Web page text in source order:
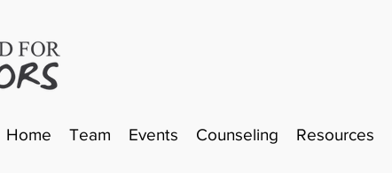
Home Team Events Counseling Resources